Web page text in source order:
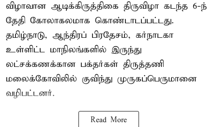
விழாவான ஆடிக்கிருத்திகை திருவிழா கடந்த 6-ந்
தேதி கோலாகலமாக கொண்டாடப்பட்டது.
தமிழ்நாடு, ஆந்திரப் பிரதேசம், கர்நாடகா
உள்ளிட்ட மாநிலங்களில் இருந்து
லட்சக்கணக்கான பக்தர்கள் திருத்தணி
மலைக்கோவிலில் குவிந்து முருகப்பெருமானை
வழிபட்டனர்.
Read More